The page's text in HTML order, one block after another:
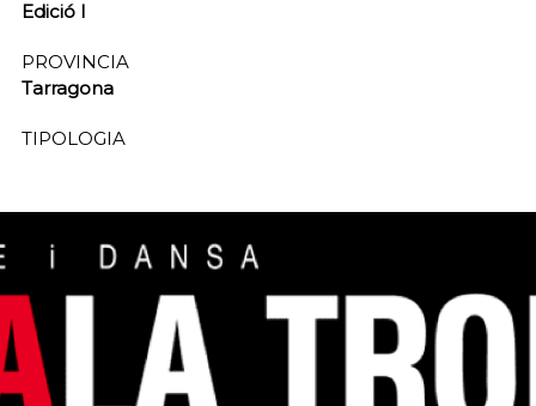
Edició I
PROVINCIA
Tarragona
TIPOLOGIA